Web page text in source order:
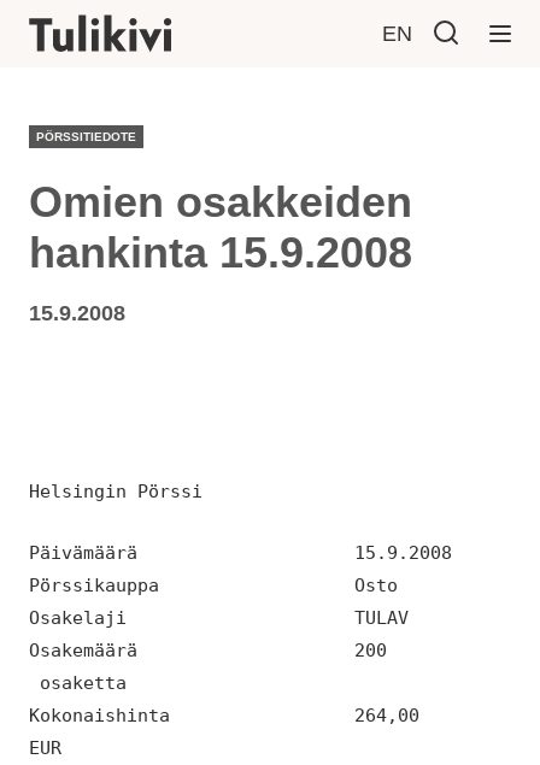
EN
PÖRSSITIEDOTE
Omien osakkeiden
hankinta 15.9.2008
15.9.2008
Helsingin Pörssi
Päivämäärä 15.9.2008
Pörssikauppa Osto
Osakelaji TULAV
Osakemäärä 200
osaketta
Kokonaishinta 264,00
EUR